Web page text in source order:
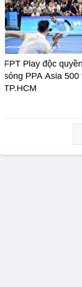
FPT Play độc
sóng PPA Asia 500
TP.HCM